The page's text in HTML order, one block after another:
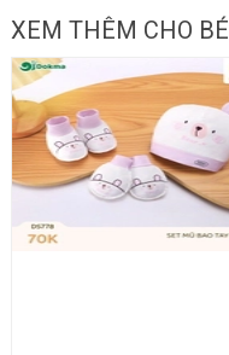
XEM THÊM CHO BÉ